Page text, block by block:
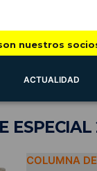
nuestros
ACTUALIDAD
ESPECIAL
COLUMNA